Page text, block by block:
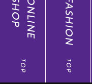
ONLINE
SHOP
TOP
FASHION
TOP